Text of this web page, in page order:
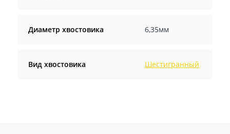
Диаметр хвостовика 6,35мм
Вид хвостовика Шестигранный